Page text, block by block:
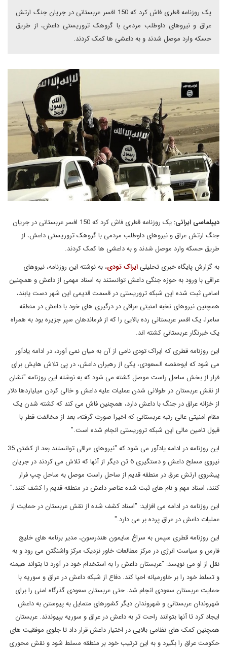
یک روزنامه قطری فاش کرد که 150 افسر عربستانی در جریان جنگ ارتش
عراق و نیروهای داوطلب مردمی با گروهک تروریستی داعش، از طریق
حسکه وارد موصل شدند و به داعشی ها کمک کردند.
دیپلماسی ایرانی:
یک روزنامه قطری فاش کرد که 150 افسر عربستانی در جریان
جنگ ارتش عراق و نیروهای داوطلب مردمی با گروهک تروریستی داعش، از
طریق حسکه وارد موصل شدند و به داعشی ها کمک کردند.
به گزارش پایگاه خبری تحلیلیایراک تودی، به نوشته این روزنامه، نیروهای
عراقی با ورود به حوزه جنگی داعش توانستند به اسناد مهمی از داعش و همچنین
اسامی ثبت شده این شبکه تروریستی در قسمت قدیمی این شهر دست یابند،
همچنین نیروهای نخبه امنیتی عراقی در درگیری های خود با داعش در منطقه
سامرا، یک افسر عربستانی رده بالایی را که از فرماندهان سپر جزیره بود به همراه
یک خبرنگار عربستانی کشته اند.
این روزنامه قطری که ایراک تودی نامی از آن به میان نمی آورد، در ادامه یادآور
می شود که ابوحفصه السعودی، یکی از رهبران داعش، در پی تلاش هایش برای
فرار از بخش ساحل راست موصل کشته می شود که به نوشته این روزنامه "نشان
از نقش عربستان در طولانی شدن عملیات علیه داعش و خالی کردن میلیاردها دلار
از خزانه عراق در جنگ با داعش دارد، همچنین فاش می کند که کشته شدن یک
مقام امنیتی عالی رتبه عربستانی که اخیرا صورت گرفته، بعد از مخالفت قطر با
قبول تامین مالی این شبکه تروریستی انجام شده است."
این روزنامه در ادامه یادآور می شود که "نیروهای عراقی توانستند بعد از کشتن 35
نیروی مسلح داعش و دستگیری 6 تن دیگر از آنها که تلاش می کردند در جریان
پیشروی ارتش عرق در منطقه قدیم از ساحل راست موصل به ساحل چپ فرار
کنند، اسناد مهم و نام های ثبت شده عناصر داعش در منطقه قدیم را کشف کنند."
این روزنامه در ادامه می افزاید: "اسناد کشف شده از نقش عربستان در حمایت از
عملیات داعش در عراق پرده بر می دارد."
این روزنامه قطری سپس به سراغ سایمون هندرسون، مدیر برنامه های خلیج
فارس و سیاست انرژی در مرکز مطالعات خاور نزدیک مرکز واشنگتن می رود و به
نقل از او می نویسد: "عربستان داعش را به استخدام خود در آورد تا بتواند هیمنه
و تسلط خود را بر خاورمیانه احیا کند. دفاع از شبکه داعش در عراق و سوریه با
حمایت عربستان سعودی انجام شد. حتی عربستان سعودی گذرگاه امنی را برای
شهروندان عربستانی و شهروندان دیگر کشورهای متمایل به پیوستن به داعش
ایجاد کرد تا آنها بتوانند راحت تر به داعش در عراق و سوریه بپیوندند. عربستان
همچنین کمک های نظامی بالایی در اختیار داعش قرار داد تا جلوی موفقیت های
حکومت عراق را بگیرد و به این ترتیب خود بر منطقه مسلط شود و نقش محوری